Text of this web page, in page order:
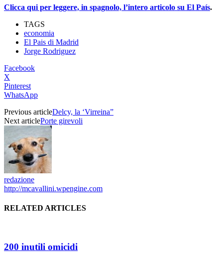
Clicca qui per leggere, in spagnolo, l’intero articolo su El País.
TAGS
economia
El Pais di Madrid
Jorge Rodriguez
Facebook
X
Pinterest
WhatsApp
Previous articleDelcy, la ‘Virreina”
Next articlePorte girevoli
redazione
http://mcavallini.wpengine.com
RELATED ARTICLES
200 inutili omicidi